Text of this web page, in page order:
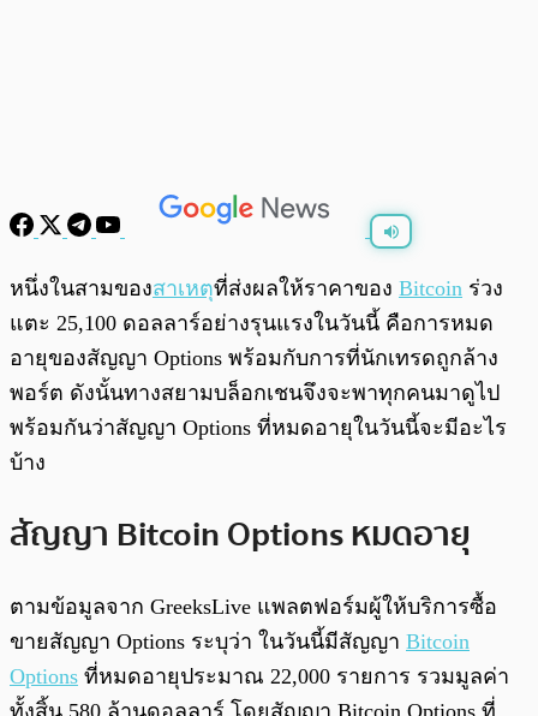
0:00
หนึ่งในสามของสาเหตุที่ส่งผลให้ราคาของ Bitcoin ร่วง
แตะ 25,100 ดอลลาร์อย่างรุนแรงในวันนี้ คือการหมด
อายุของสัญญา Options พร้อมกับการที่นักเทรดถูกล้าง
พอร์ต ดังนั้นทางสยามบล็อกเชนจึงจะพาทุกคนมาดูไป
พร้อมกันว่าสัญญา Options ที่หมดอายุในวันนี้จะมีอะไร
บ้าง
สัญญา Bitcoin Options หมดอายุ
ตามข้อมูลจาก GreeksLive แพลตฟอร์มผู้ให้บริการซื้อ
ขายสัญญา Options ระบุว่า ในวันนี้มีสัญญา Bitcoin
Options ที่หมดอายุประมาณ 22,000 รายการ รวมมูลค่า
ทั้งสิ้น 580 ล้านดอลลาร์ โดยสัญญา Bitcoin Options ที่